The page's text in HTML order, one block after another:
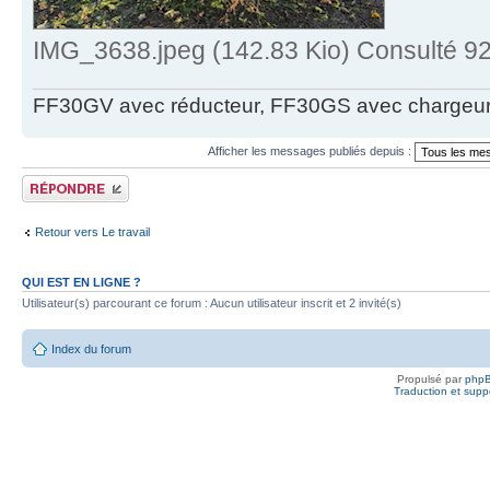
IMG_3638.jpeg (142.83 Kio) Consulté
FF30GV avec réducteur, FF30GS avec
Afficher les messages publiés depuis :
Publier une réponse
Retour vers Le travail
QUI EST EN LIGNE ?
Utilisateur(s) parcourant ce forum : Aucun utilisateur inscrit et 2 invité(s)
Index du forum
Propulsé par
Traduction et